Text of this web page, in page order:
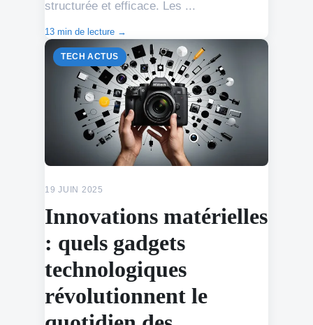
structurée et efficace. Les ...
13 min de lecture →
TECH ACTUS
19 JUIN 2025
Innovations matérielles
: quels gadgets
technologiques
révolutionnent le